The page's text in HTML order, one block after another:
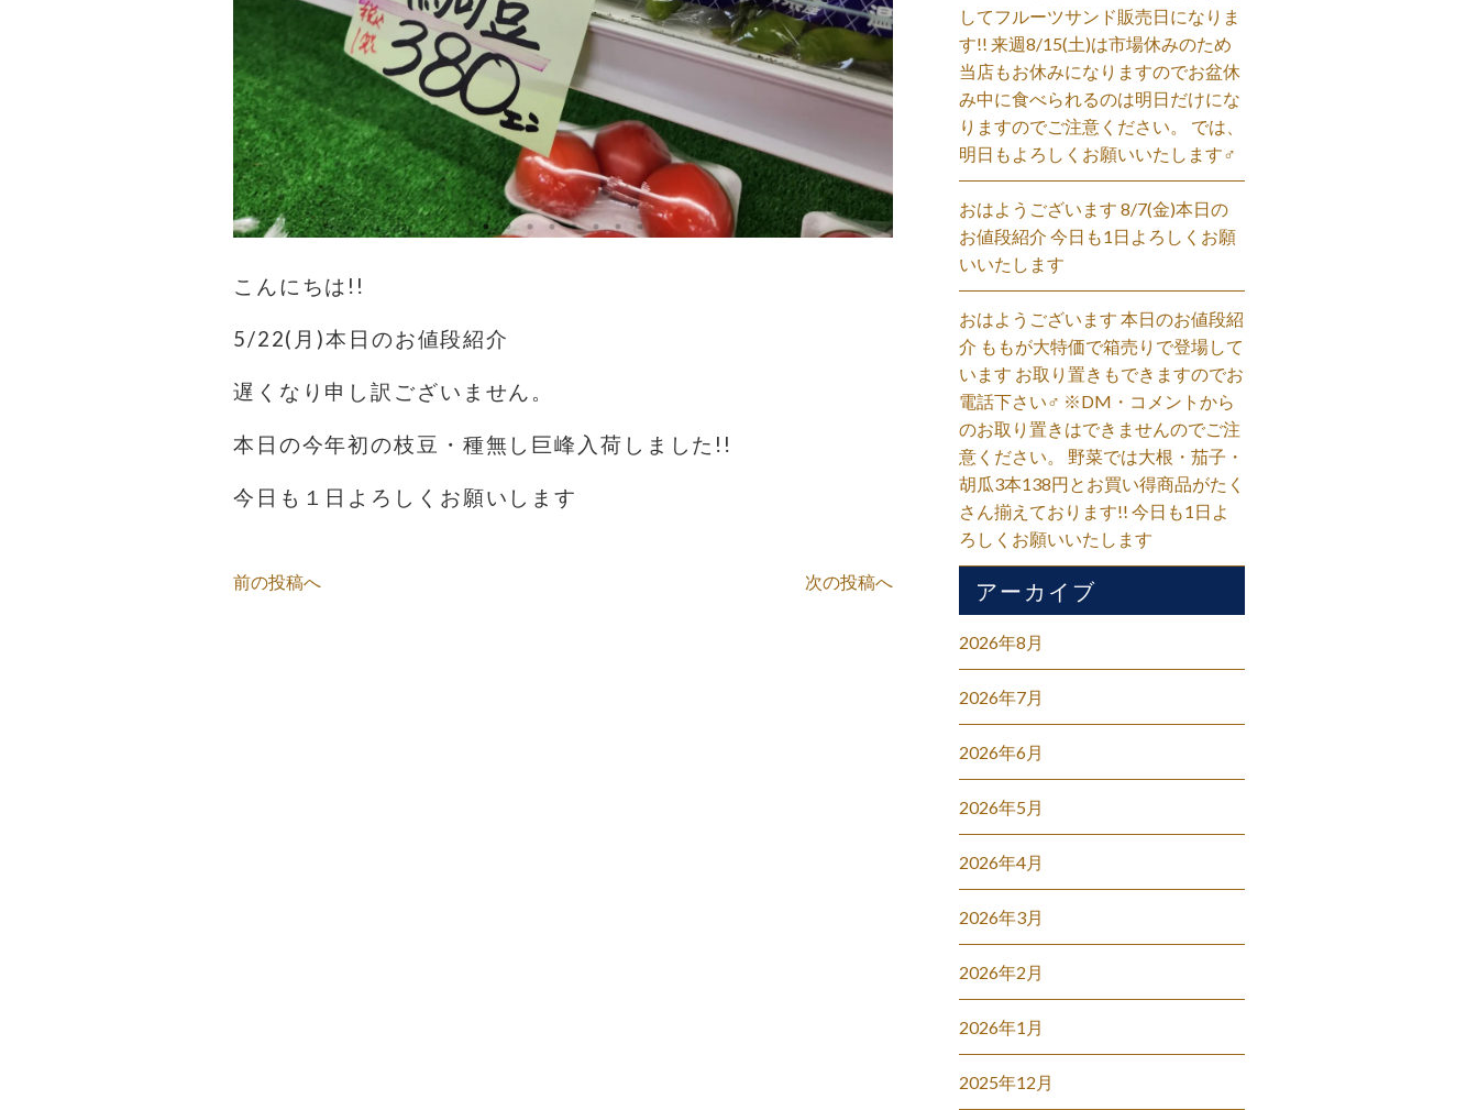
こんにちは!!
5/22(月)本日のお値段紹介
遅くなり申し訳ございません。
本日の今年初の枝豆・種無し巨峰入荷しました!!
今日も１日よろしくお願いします
前の投稿へ 次の投稿へ
してフルーツサンド販売日になりま
す!! 来週8/15(土)は市場休みのため
当店もお休みになりますのでお盆休
み中に食べられるのは明日だけにな
りますのでご注意ください。 では、
明日もよろしくお願いいたします‍♂️
おはようございます 8/7(金)本日の
お値段紹介 今日も1日よろしくお願
いいたします
おはようございます 本日のお値段紹
介 ももが大特価で箱売りで登場して
います お取り置きもできますのでお
電話下さい‍♂️ ※DM・コメントから
のお取り置きはできませんのでご注
意ください。 野菜では大根・茄子・
胡瓜3本138円とお買い得商品がたく
さん揃えております!! 今日も1日よ
ろしくお願いいたします
アーカイブ
2026年8月
2026年7月
2026年6月
2026年5月
2026年4月
2026年3月
2026年2月
2026年1月
2025年12月